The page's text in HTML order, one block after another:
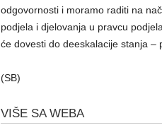
odgovornosti i moramo raditi na
podjela i djelovanja u pravcu
će dovesti do deeskalacije stanja –
(SB)